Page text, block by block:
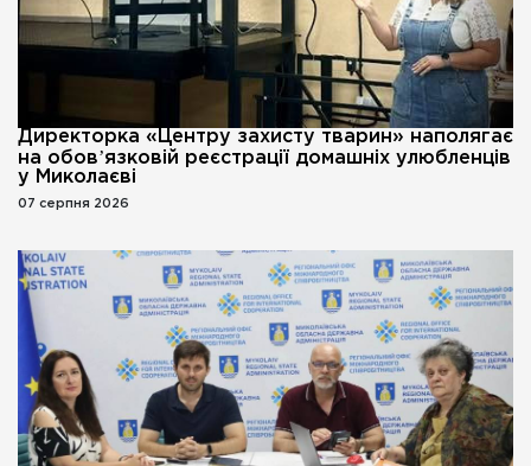
Директорка «Центру захисту тварин» наполягає
на обовʼязковій реєстрації домашніх улюбленців
у Миколаєві
07 серпня 2026